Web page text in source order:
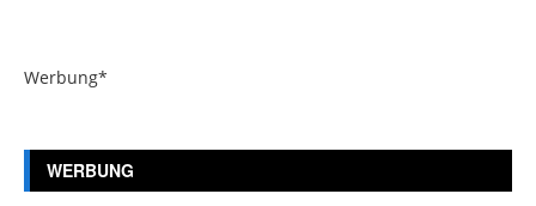
Werbung*
WERBUNG